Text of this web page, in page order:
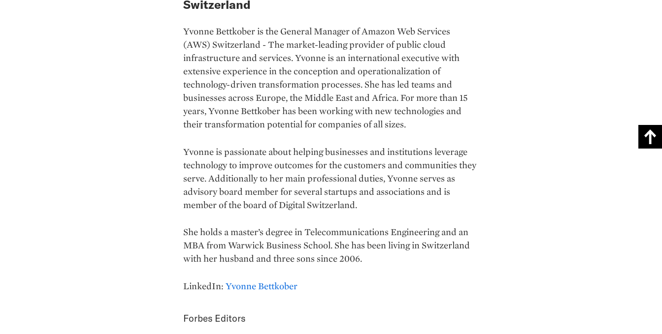
Switzerland
Yvonne Bettkober is the General Manager of Amazon Web Services
(AWS) Switzerland - The market-leading provider of public cloud
infrastructure and services. Yvonne is an international executive with
extensive experience in the conception and operationalization of
technology-driven transformation processes. She has led teams and
businesses across Europe, the Middle East and Africa. For more than 15
years, Yvonne Bettkober has been working with new technologies and
their transformation potential for companies of all sizes.
Yvonne is passionate about helping businesses and institutions leverage
technology to improve outcomes for the customers and communities they
serve. Additionally to her main professional duties, Yvonne serves as
advisory board member for several startups and associations and is
member of the board of Digital Switzerland.
She holds a master’s degree in Telecommunications Engineering and an
MBA from Warwick Business School. She has been living in Switzerland
with her husband and three sons since 2006.
LinkedIn: Yvonne Bettkober
Forbes Editors